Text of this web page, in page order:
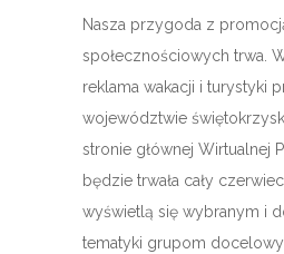
Nasza przygoda z
społecznościowych trwa.
reklama wakacji i turystyki
województwie
stronie głównej Wirtualnej
będzie trwała cały
wyświetlą się wybranym i
tematyki grupom